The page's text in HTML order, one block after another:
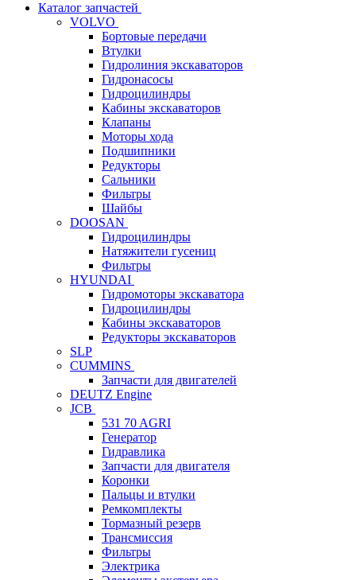
Каталог запчастей
VOLVO
Бортовые передачи
Втулки
Гидролиния экскаваторов
Гидронасосы
Гидроцилиндры
Кабины экскаваторов
Клапаны
Моторы хода
Подшипники
Редукторы
Сальники
Фильтры
Шайбы
DOOSAN
Гидроцилиндры
Натяжители гусениц
Фильтры
HYUNDAI
Гидромоторы экскаватора
Гидроцилиндры
Кабины экскаваторов
Редукторы экскаваторов
SLP
CUMMINS
Запчасти для двигателей
DEUTZ Engine
JCB
531 70 AGRI
Генератор
Гидравлика
Запчасти для двигателя
Коронки
Пальцы и втулки
Ремкомплекты
Тормазный резерв
Трансмиссия
Фильтры
Электрика